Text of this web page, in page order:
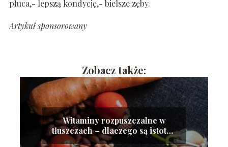
płuca,- lepszą kondycję,- bielsze zęby.
Artykuł sponsorowany
Zobacz także:
Witaminy rozpuszczalne w
tłuszczach – dlaczego są istotne
dla zdrowia?